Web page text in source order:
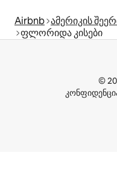
Airbnb ამერიკის
ფლორიდა კისები
©